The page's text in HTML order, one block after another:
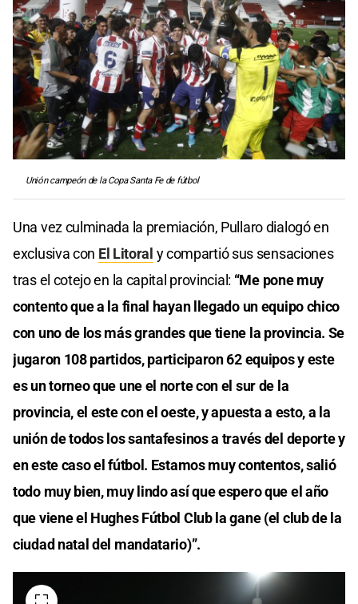
Unión campeón de la Copa Santa Fe de fútbol
Una vez culminada la premiación, Pullaro dialogó en
exclusiva con El Litoral y compartió sus sensaciones
tras el cotejo en la capital provincial: “Me pone muy
contento que a la final hayan llegado un equipo chico
con uno de los más grandes que tiene la provincia. Se
jugaron 108 partidos, participaron 62 equipos y este
es un torneo que une el norte con el sur de la
provincia, el este con el oeste, y apuesta a esto, a la
unión de todos los santafesinos a través del deporte y
en este caso el fútbol. Estamos muy contentos, salió
todo muy bien, muy lindo así que espero que el año
que viene el Hughes Fútbol Club la gane (el club de la
ciudad natal del mandatario)”.